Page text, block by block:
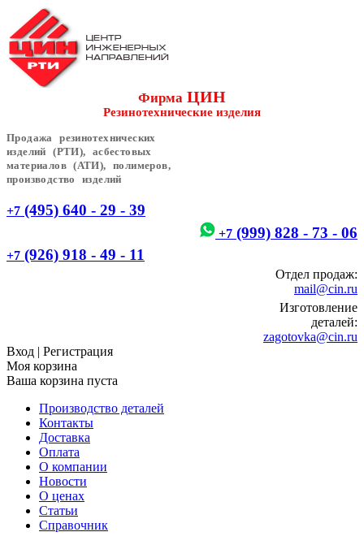
Фирма ЦИН
Резинотехнические изделия
Продажа резинотехнических
изделий (РТИ), асбестовых
материалов (АТИ), полимеров,
производство изделий
+7 (495) 640 - 29 - 39
+7 (999) 828 - 73 - 06
+7 (926) 918 - 49 - 11
Отдел продаж:
mail@cin.ru
Изготовление
деталей:
zagotovka@cin.ru
Вход | Регистрация
Моя корзина
Ваша корзина пуста
Производство деталей
Контакты
Доставка
Оплата
О компании
Новости
О ценах
Статьи
Справочник